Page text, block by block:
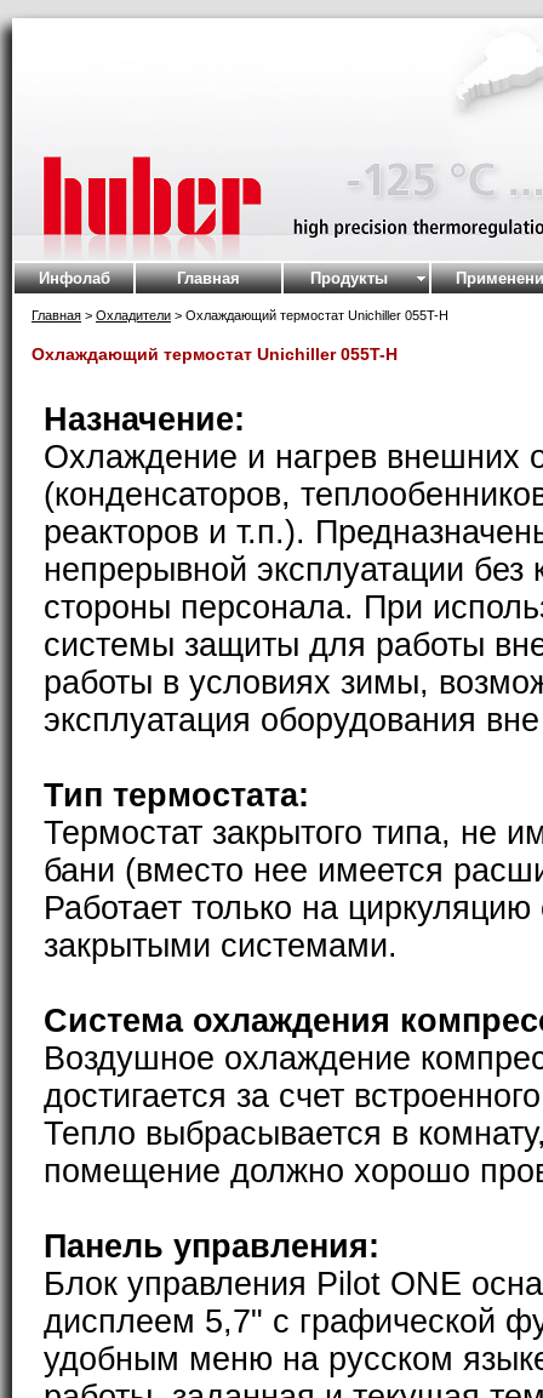
Инфолаб Главная Продукты
Главная > Охладители > Охлаждающий термостат Unichiller 055T-H
Охлаждающий термостат Unichiller 055T-H
Назначение:
Охлаждение и нагрев внешних
(конденсаторов,
реакторов и т.п.).
непрерывной эксплуатации без
стороны персонала. При
системы защиты для работы
работы в условиях зимы,
эксплуатация оборудования
Тип термостата:
Термостат закрытого типа, не
бани (вместо нее имеется
Работает только на
закрытыми системами.
Система охлаждения
Воздушное охлаждение
достигается за счет
Тепло выбрасывается в
помещение должно хорошо
Панель управления:
Блок управления Pilot ONE
дисплеем 5,7" с графической
удобным меню на русском